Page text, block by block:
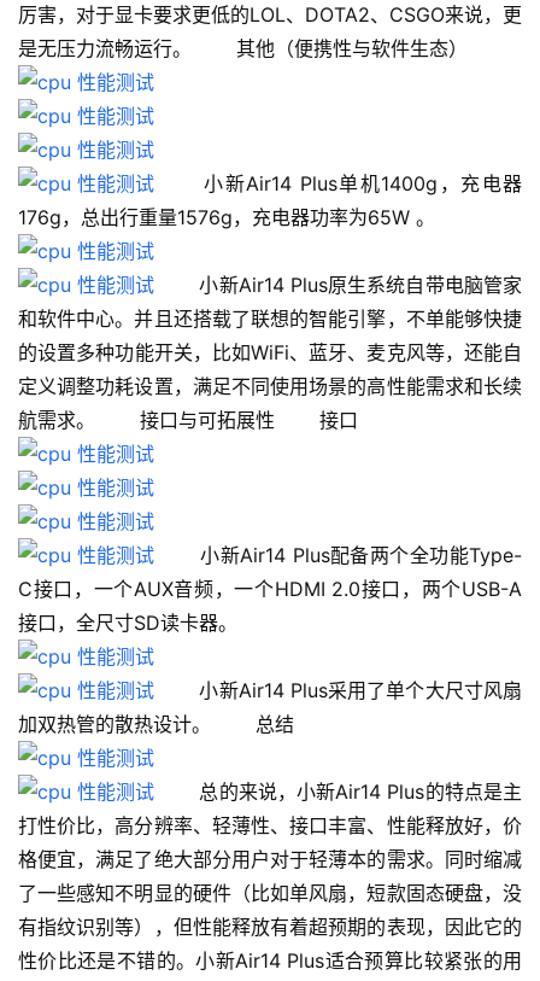
厉害，对于显卡要求更低的LOL、DOTA2、CSGO来说，更
是无压力流畅运行。 　　其他（便携性与软件生态）
小新Air14 Plus单机1400g，充电器
176g，总出行重量1576g，充电器功率为65W 。
小新Air14 Plus原生系统自带电脑管家
和软件中心。并且还搭载了联想的智能引擎，不单能够快捷
的设置多种功能开关，比如WiFi、蓝牙、麦克风等，还能自
定义调整功耗设置，满足不同使用场景的高性能需求和长续
航需求。 　　接口与可拓展性 　　接口
小新Air14 Plus配备两个全功能Type-
C接口，一个AUX音频，一个HDMI 2.0接口，两个USB-A
接口，全尺寸SD读卡器。
小新Air14 Plus采用了单个大尺寸风扇
加双热管的散热设计。 　　总结
总的来说，小新Air14 Plus的特点是主
打性价比，高分辨率、轻薄性、接口丰富、性能释放好，价
格便宜，满足了绝大部分用户对于轻薄本的需求。同时缩减
了一些感知不明显的硬件（比如单风扇，短款固态硬盘，没
有指纹识别等），但性能释放有着超预期的表现，因此它的
性价比还是不错的。小新Air14 Plus适合预算比较紧张的用